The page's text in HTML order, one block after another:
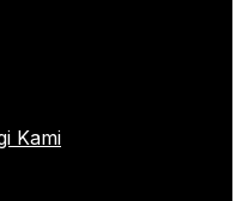
Kami